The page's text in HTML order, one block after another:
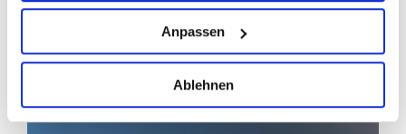
Anpassen
Ablehnen